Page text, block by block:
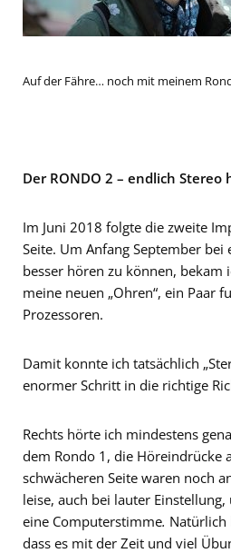
Auf der Fähre… noch mit meinem
Der RONDO 2 – endlich Stereo
Im Juni 2018 folgte die zweite
Seite. Um Anfang September bei
besser hören zu können, bekam
meine neuen „Ohren“, ein Paar
Prozessoren.
Damit konnte ich tatsächlich
enormer Schritt in die richtige
Rechts hörte ich mindestens
dem Rondo 1, die Höreindrücke
schwächeren Seite waren noch
leise, auch bei lauter
eine Computerstimme. Natürlich
dass es mit der Zeit und viel